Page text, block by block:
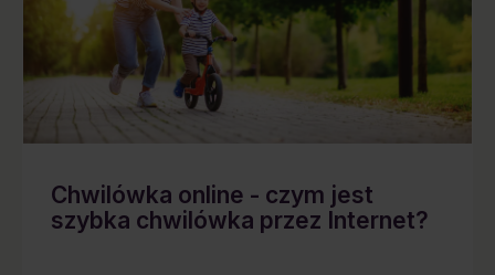
Chwilówka online - czym jest
szybka chwilówka przez Internet?